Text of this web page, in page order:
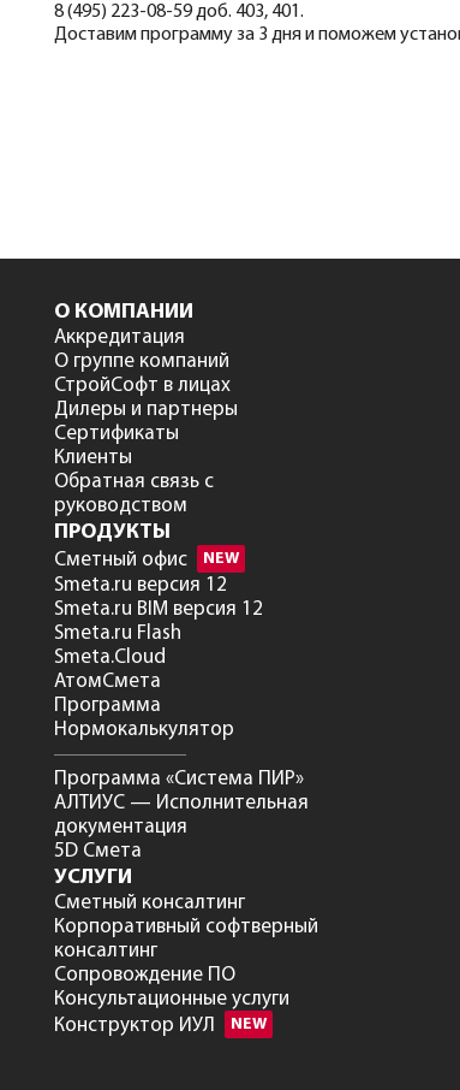
8 (495) 223-08-59 доб. 403, 401.
Доставим программу за 3 дня и поможем
О КОМПАНИИ
Аккредитация
О группе компаний
СтройСофт в лицах
Дилеры и партнеры
Сертификаты
Клиенты
Обратная связь с
руководством
ПРОДУКТЫ
Сметный офис NEW
Smeta.ru версия 12
Smeta.ru BIM версия 12
Smeta.ru Flash
Smeta.Cloud
АтомСмета
Программа
Нормокалькулятор
Программа «Система ПИР»
АЛТИУС — Исполнительная
документация
5D Смета
УСЛУГИ
Сметный консалтинг
Корпоративный софтверный
консалтинг
Сопровождение ПО
Консультационные услуги
Конструктор ИУЛ
NEW